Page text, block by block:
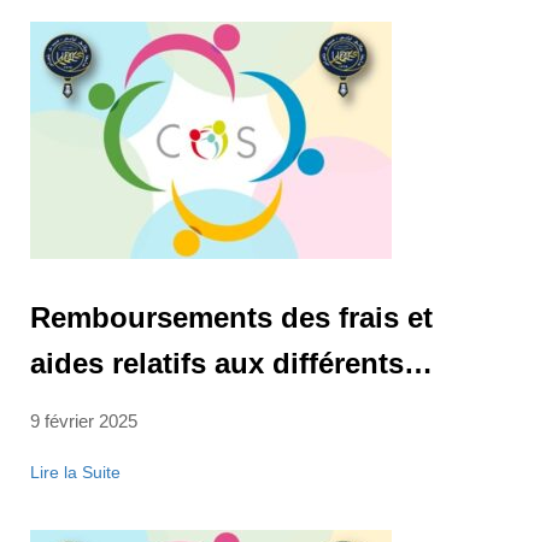
Remboursements des frais et
aides relatifs aux différents
chapitres pour les enseignants au
9 février 2025
Lire la Suite